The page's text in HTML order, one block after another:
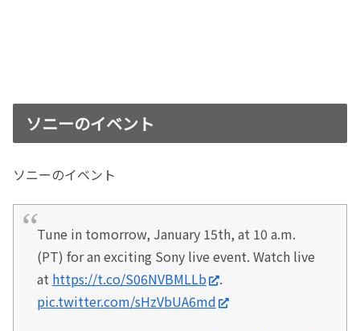
ソニーのイベント
ソニーのイベント
Tune in tomorrow, January 15th, at 10 a.m.
(PT) for an exciting Sony live event. Watch live
at https://t.co/S06NVBMLLb
.
pic.twitter.com/sHzVbUA6md